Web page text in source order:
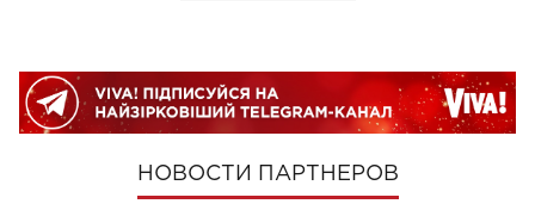
НОВОСТИ ПАРТНЕРОВ